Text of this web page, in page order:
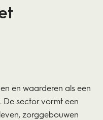
en waarderen als een
De sector vormt een
zorggebouwen